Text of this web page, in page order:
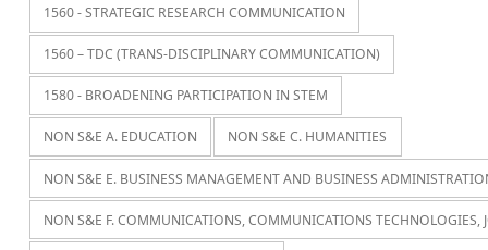
1560 - STRATEGIC RESEARCH COMMUNICATION
1560 – TDC (TRANS-DISCIPLINARY COMMUNICATION)
1580 - BROADENING PARTICIPATION IN STEM
NON S&E A. EDUCATION NON S&E C. HUMANITIES
NON S&E E. BUSINESS MANAGEMENT AND BUSINESS
NON S&E F. COMMUNICATIONS, COMMUNICATIONS TECHNOLOGIES,